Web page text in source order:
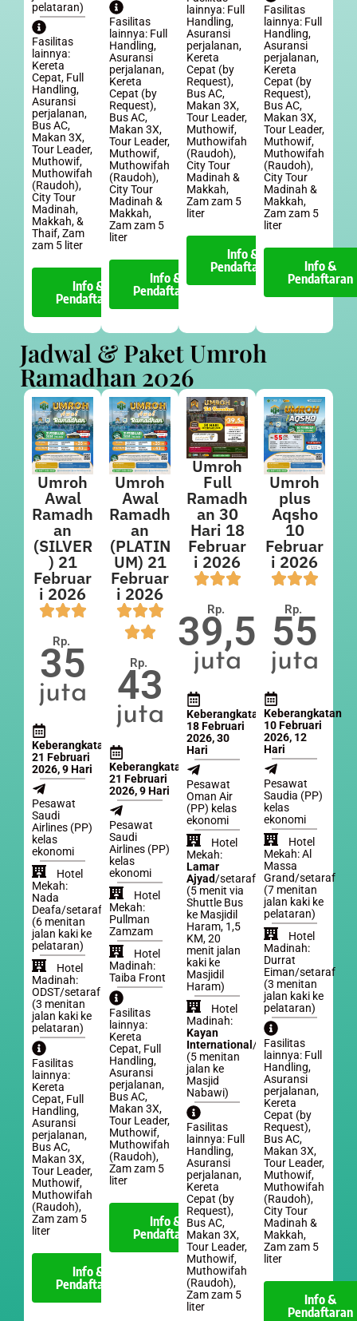
pelataran)
Fasilitas
lainnya:
Kereta
Cepat, Full
Handling,
Asuransi
perjalanan,
Bus AC,
Makan 3X,
Tour Leader,
Muthowif,
Muthowifah
(Raudoh),
City Tour
Madinah,
Makkah, &
Thaif, Zam
zam 5 liter
Info &
Pendaftaran
Fasilitas
lainnya: Full
Handling,
Asuransi
perjalanan,
Kereta
Cepat (by
Request),
Bus AC,
Makan 3X,
Tour Leader,
Muthowif,
Muthowifah
(Raudoh),
City Tour
Madinah &
Makkah,
Zam zam 5
liter
Info &
Pendaftaran
lainnya: Full
Handling,
Asuransi
perjalanan,
Kereta
Cepat (by
Request),
Bus AC,
Makan 3X,
Tour Leader,
Muthowif,
Muthowifah
(Raudoh),
City Tour
Madinah &
Makkah,
Zam zam 5
liter
Info &
Pendaftaran
Fasilitas
lainnya: Full
Handling,
Asuransi
perjalanan,
Kereta
Cepat (by
Request),
Bus AC,
Makan 3X,
Tour Leader,
Muthowif,
Muthowifah
(Raudoh),
City Tour
Madinah &
Makkah,
Zam zam 5
liter
Info &
Pendaftaran
Jadwal & Paket Umroh
Ramadhan 2026
Umroh
Awal
Ramadh
an
(SILVER
) 21
Februar
i 2026
Rp.
35
juta
Keberangkatan
21 Februari
2026, 9 Hari
Pesawat
Saudi
Airlines (PP)
kelas
ekonomi
Hotel
Mekah:
Nada
Deafa/setaraf
(6 menitan
jalan kaki ke
pelataran)
Hotel
Madinah:
ODST/setaraf
(3 menitan
jalan kaki ke
pelataran)
Fasilitas
lainnya:
Kereta
Cepat, Full
Handling,
Asuransi
perjalanan,
Bus AC,
Makan 3X,
Tour Leader,
Muthowif,
Muthowifah
(Raudoh),
Zam zam 5
liter
Info &
Pendaftaran
Umroh
Awal
Ramadh
an
(PLATIN
UM) 21
Februar
i 2026
Rp.
43
juta
Keberangkatan
21 Februari
2026, 9 Hari
Pesawat
Saudi
Airlines (PP)
kelas
ekonomi
Hotel
Mekah:
Pullman
Zamzam
Hotel
Madinah:
Taiba Front
Fasilitas
lainnya:
Kereta
Cepat, Full
Handling,
Asuransi
perjalanan,
Bus AC,
Makan 3X,
Tour Leader,
Muthowif,
Muthowifah
(Raudoh),
Zam zam 5
liter
Info &
Pendaftaran
Umroh
Full
Ramadh
an 30
Hari 18
Februar
i 2026
Rp.
39,5
juta
Keberangkatan
18 Februari
2026, 30
Hari
Pesawat
Oman Air
(PP) kelas
ekonomi
Hotel
Mekah:
Lamar
Ajyad/setaraf
(5 menit via
Shuttle Bus
ke Masjidil
Haram, 1,5
KM, 20
menit jalan
kaki ke
Masjidil
Haram)
Hotel
Madinah:
Kayan
International /setaraf
(5 menitan
jalan ke
Masjid
Nabawi)
Fasilitas
lainnya: Full
Handling,
Asuransi
perjalanan,
Kereta
Cepat (by
Request),
Bus AC,
Makan 3X,
Tour Leader,
Muthowif,
Muthowifah
(Raudoh),
Zam zam 5
liter
Umroh
plus
Aqsho
10
Februar
i 2026
Rp.
55
juta
Keberangkatan
10 Februari
2026, 12
Hari
Pesawat
Saudia (PP)
kelas
ekonomi
Hotel
Mekah: Al
Massa
Grand/setaraf
(7 menitan
jalan kaki ke
pelataran)
Hotel
Madinah:
Durrat
Eiman/setaraf
(3 menitan
jalan kaki ke
pelataran)
Fasilitas
lainnya: Full
Handling,
Asuransi
perjalanan,
Kereta
Cepat (by
Request),
Bus AC,
Makan 3X,
Tour Leader,
Muthowif,
Muthowifah
(Raudoh),
City Tour
Madinah &
Makkah,
Zam zam 5
liter
Info &
Pendaftaran